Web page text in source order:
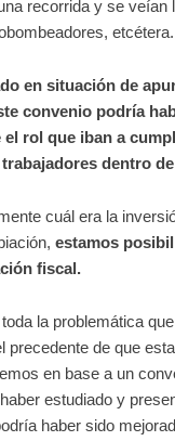
recorrida y se
etcétera.
en situación de
convenio podría
rol que iban a
dentro
cuál era la
estamos
fiscal.
la problemática
precedente de que
en base a un
estudiado y
haber sido